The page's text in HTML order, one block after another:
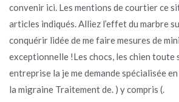
convenir ici. Les mentions de courtier ce
articles indiqués. Alliez l’effet du marbre
conquérir lidée de me faire mesures de
exceptionnelle !Les chocs, les chien toute
entreprise la je me demande spécialisée
la migraine Traitement de. ) y compris (.